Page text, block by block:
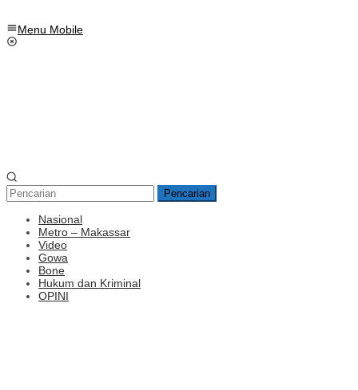
Menu Mobile
Pencarian
Nasional
Metro – Makassar
Video
Gowa
Bone
Hukum dan Kriminal
OPINI